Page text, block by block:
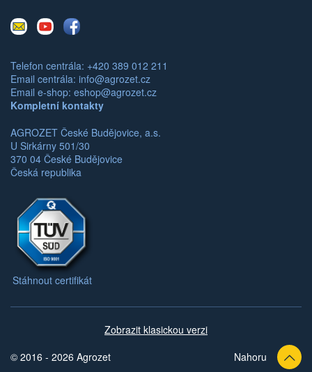
E-
mail
YoutubeFacebook
Telefon centrála: +420 389 012 211
Email centrála: info@agrozet.cz
Email e-shop: eshop@agrozet.cz
Kompletní kontakty
AGROZET České Budějovice, a.s.
U Sirkárny 501/30
370 04 České Budějovice
Česká republika
Stáhnout certifikát
Zobrazit klasickou verzi
© 2016 - 2026 Agrozet
Nahoru